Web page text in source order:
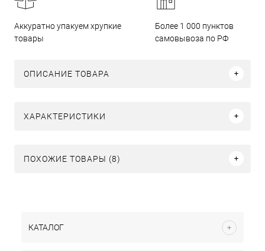
Аккуратно упакуем хрупкие
товары
Более 1 000 пунктов
самовывоза по РФ
ОПИСАНИЕ ТОВАРА
ХАРАКТЕРИСТИКИ
ПОХОЖИЕ ТОВАРЫ (8)
КАТАЛОГ